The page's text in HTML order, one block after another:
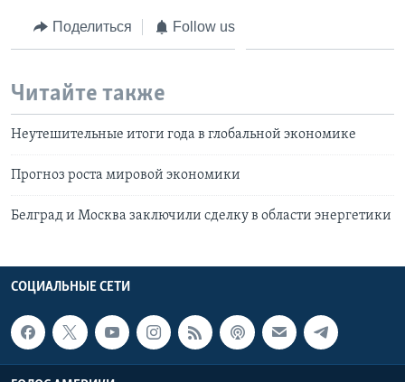
Поделиться Follow us
Читайте также
Неутешительные итоги года в глобальной экономике
Прогноз роста мировой экономики
Белград и Москва заключили сделку в области энергетики
СОЦИАЛЬНЫЕ СЕТИ